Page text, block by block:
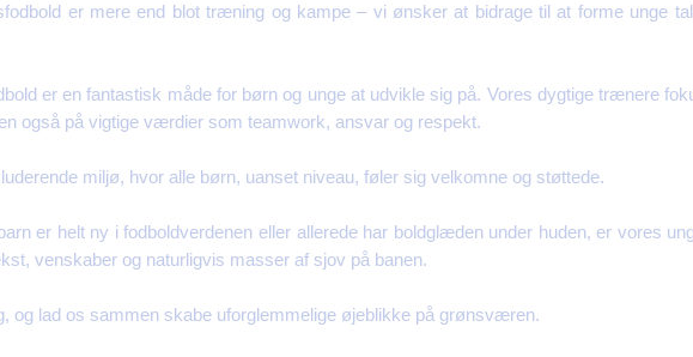
er mere end blot træning og kampe – vi ønsker at bidrage til at forme unge
er en fantastisk måde for børn og unge at udvikle sig på. Vores dygtige trænere
også på vigtige værdier som teamwork, ansvar og respekt.
miljø, hvor alle børn, uanset niveau, føler sig velkomne og støttede.
er helt ny i fodboldverdenen eller allerede har boldglæden under huden, er vores
venskaber og naturligvis masser af sjov på banen.
og lad os sammen skabe uforglemmelige øjeblikke på grønsværen.